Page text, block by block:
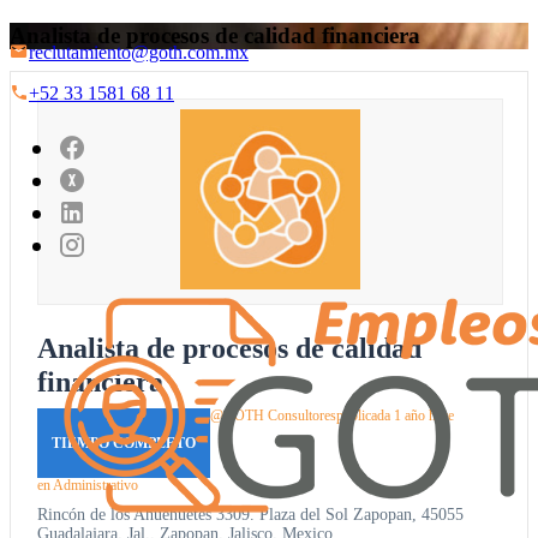
reclutamiento@goth.com.mx
+52 33 1581 68 11
Analista de procesos de calidad financiera
Analista de procesos de calidad
financiera
TIEMPO COMPLETO
@GOTH Consultorespublicada 1 año hace
enAdministrativo
Rincón de los Ahuehuetes 3309. Plaza del Sol Zapopan, 45055
Guadalajara, Jal., Zapopan, Jalisco, Mexico